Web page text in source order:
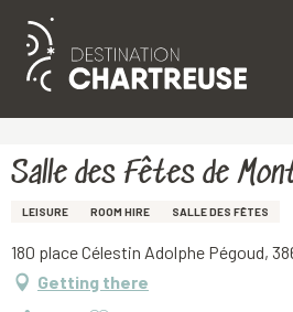
Aller
principal
Salle des Fêtes de
LEISURE ROOM HIRE SALLE DES FÊTES
180 place Célestin Adolphe Pégoud,
Getting there